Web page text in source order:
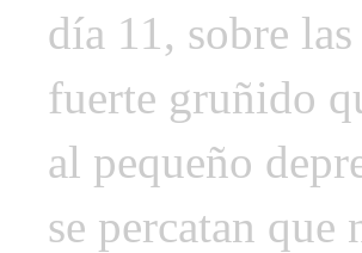
día 11, sobre
fuerte gruñido
al pequeño
se percatan